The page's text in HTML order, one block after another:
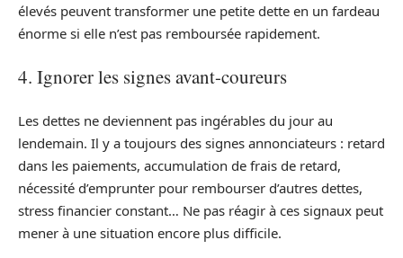
élevés peuvent transformer une petite dette en un fardeau
énorme si elle n’est pas remboursée rapidement.
4. Ignorer les signes avant-coureurs
Les dettes ne deviennent pas ingérables du jour au
lendemain. Il y a toujours des signes annonciateurs : retard
dans les paiements, accumulation de frais de retard,
nécessité d’emprunter pour rembourser d’autres dettes,
stress financier constant… Ne pas réagir à ces signaux peut
mener à une situation encore plus difficile.